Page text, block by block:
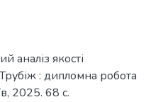
аналіз якості
: дипломна робота
2025. 68 с.